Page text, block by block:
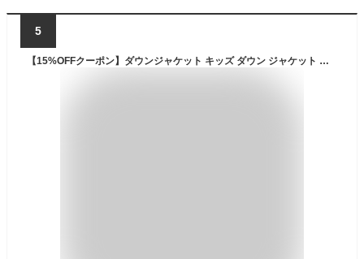
5
【15%OFFクーポン】ダウンジャケット キッズ ダウン ジャケット 男の子 女の子 ジュニア ライトダウン 子供服 キッズアウター フード付き ダウン約90％ 表地裏地ナイロン100％ 薄手 軽量 コンパクト収納 暖か 保温 防風 防寒 羽毛 秋 冬 春先